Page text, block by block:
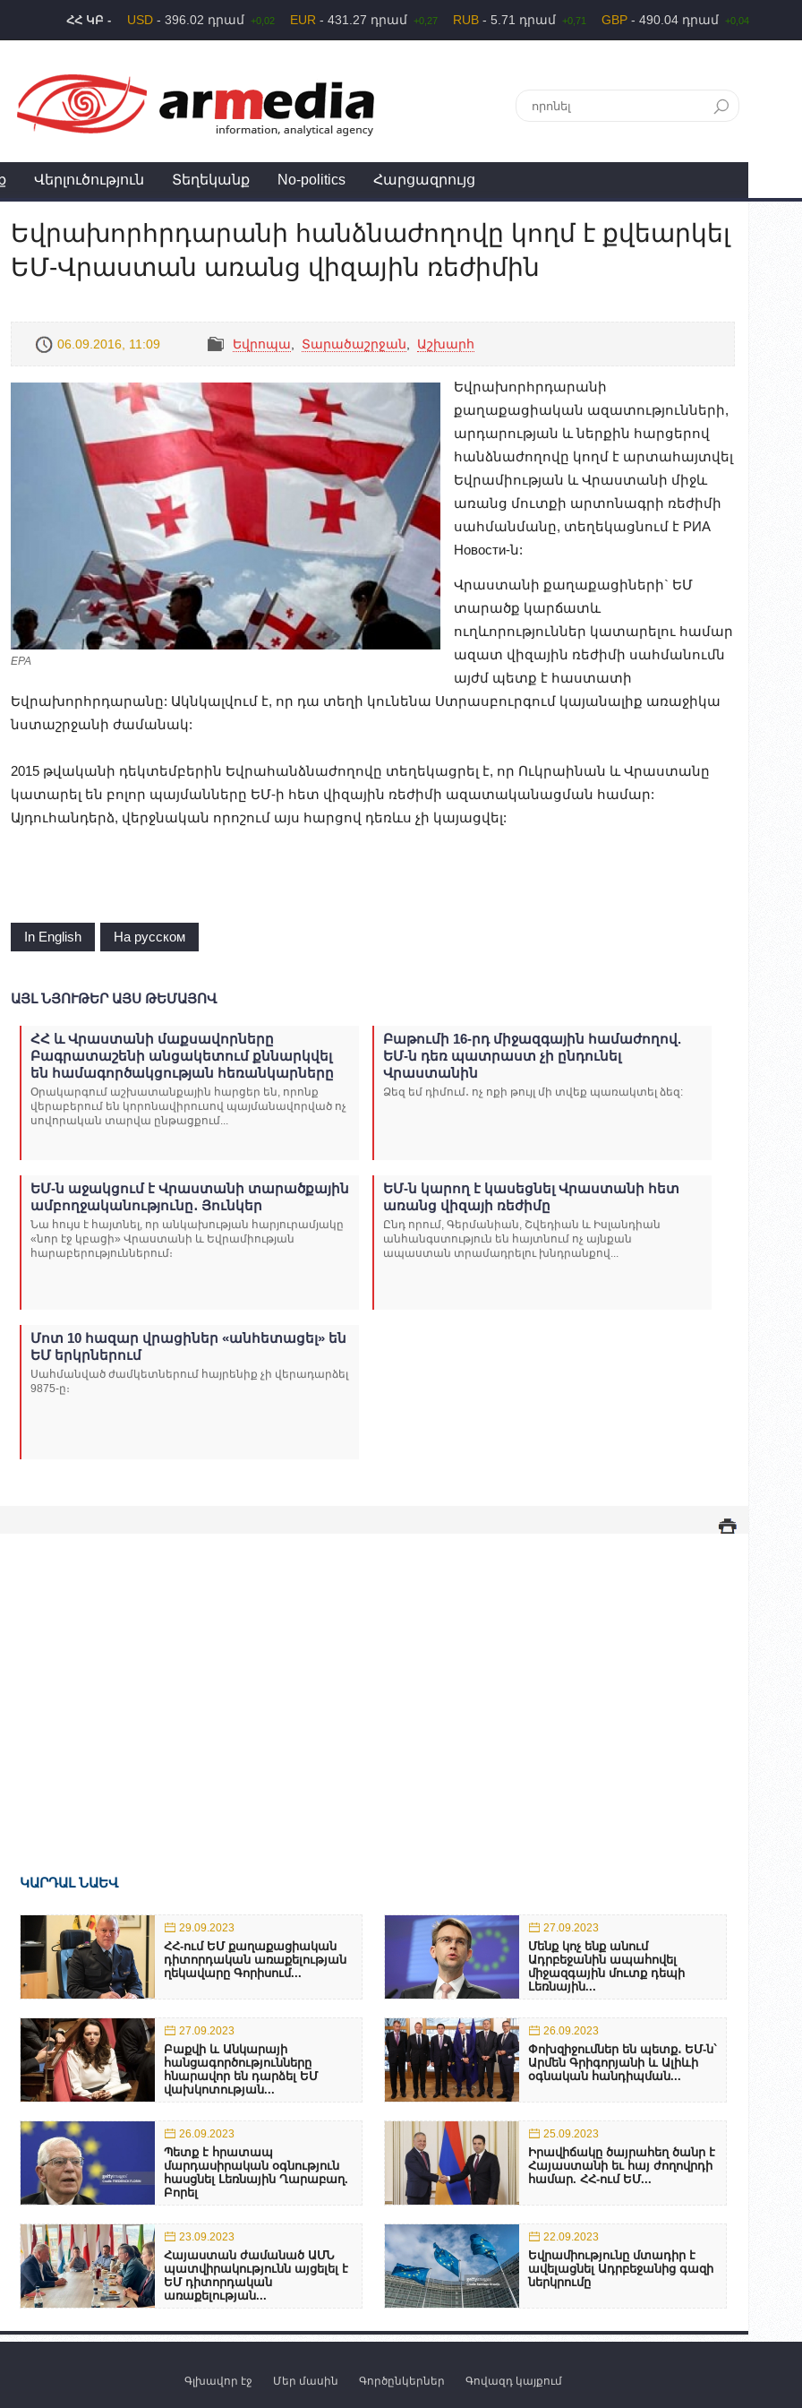
ՀՀ ԿԲ - USD - 396.02 դրամ +0,02 EUR - 431.27 դրամ +0,27 RUB - 5.71 դրամ +0,71 GBP - 490.04 դրամ +0,04
Վերլուծություն Տեղեկանք No-politics Հարցազրույց
Եվրախորհրդարանի հանձնաժողովը կողմ է քվեարկել
ԵՄ-Վրաստան առանց վիզային ռեժիմին
06.09.2016, 11:09 Եվրոպա Տարածաշրջան Աշխարհ
EPA
Եվրախորհրդարանի
քաղաքացիական ազատությունների,
արդարության և ներքին հարցերով
հանձնաժողովը կողմ է արտահայտվել
Եվրամիության և Վրաստանի միջև
առանց մուտքի արտոնագրի ռեժիմի
սահմանմանը, տեղեկացնում է РИА
Новости-ն:
Վրաստանի քաղաքացիների` ԵՄ
տարածք կարճատև
ուղևորություններ կատարելու համար
ազատ վիզային ռեժիմի սահմանումն
այժմ պետք է հաստատի
Եվրախորհրդարանը: Ակնկալվում է, որ դա տեղի կունենա Ստրասբուրգում կայանալիք առաջիկա
նստաշրջանի ժամանակ:
2015 թվականի դեկտեմբերին Եվրահանձնաժողովը տեղեկացրել է, որ Ուկրաինան և Վրաստանը
կատարել են բոլոր պայմանները ԵՄ-ի հետ վիզային ռեժիմի ազատականացման համար:
Այդուհանդերձ, վերջնական որոշում այս հարցով դեռևս չի կայացվել:
In English На русском
ԱՅԼ ՆՅՈՒԹԵՐ ԱՅՍ ԹԵՄԱՅՈՎ
ՀՀ և Վրաստանի մաքսավորները
Բագրատաշենի անցակետում քննարկվել
են համագործակցության հեռանկարները
Օրակարգում աշխատանքային հարցեր են, որոնք
վերաբերում են կորոնավիրուսով պայմանավորված ոչ
սովորական տարվա ընթացքում...
Բաթումի 16-րդ միջազգային համաժողով.
ԵՄ-ն դեռ պատրաստ չի ընդունել
Վրաստանին
Ձեզ եմ դիմում․ ոչ ոքի թույլ մի տվեք պառակտել ձեզ:
ԵՄ-ն աջակցում է Վրաստանի տարածքային
ամբողջականությունը․ Յունկեր
Նա հույս է հայտնել, որ անկախության հարյուրամյակը
«նոր էջ կբացի» Վրաստանի և Եվրամիության
հարաբերություններում։
ԵՄ-ն կարող է կասեցնել Վրաստանի հետ
առանց վիզայի ռեժիմը
Ընդ որում, Գերմանիան, Շվեդիան և Իսլանդիան
անհանգստություն են հայտնում ոչ այնքան
ապաստան տրամադրելու խնդրանքով...
Մոտ 10 հազար վրացիներ «անհետացել» են
ԵՄ երկրներում
Սահմանված ժամկետներում հայրենիք չի վերադարձել
9875-ը։
ԿԱՐԴԱԼ ՆԱԵՎ
29.09.2023
ՀՀ-ում ԵՄ քաղաքացիական
դիտորդական առաքելության
ղեկավարը Գորիսում...
27.09.2023
Մենք կոչ ենք անում
Ադրբեջանին ապահովել
միջազգային մուտք դեպի
Լեռնային...
27.09.2023
Բաքվի և Անկարայի
հանցագործությունները
հնարավոր են դարձել ԵՄ
վախկոտության...
26.09.2023
Փոխզիջումներ են պետք․ ԵՄ-ն`
Արմեն Գրիգորյանի և Ալիևի
օգնական հանդիպման...
26.09.2023
Պետք է հրատապ
մարդասիրական օգնություն
հասցնել Լեռնային Ղարաբաղ.
Բորել
25.09.2023
Իրավիճակը ծայրահեղ ծանր է
Հայաստանի եւ հայ ժողովրդի
համար. ՀՀ-ում ԵՄ...
23.09.2023
Հայաստան ժամանած ԱՄՆ
պատվիրակությունն այցելել է
ԵՄ դիտորդական
առաքելության...
22.09.2023
Եվրամիությունը մտադիր է
ավելացնել Ադրբեջանից գազի
ներկրումը
Գլխավոր էջ Մեր մասին Գործընկերներ Գովազդ կայքում